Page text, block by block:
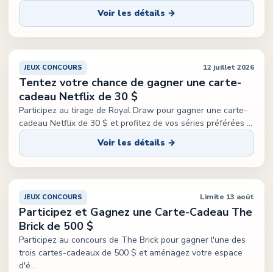
Voir les détails →
JEUX CONCOURS 12 juillet 2026
Tentez votre chance de gagner une carte-
cadeau Netflix de 30 $
Participez au tirage de Royal Draw pour gagner une carte-
cadeau Netflix de 30 $ et profitez de vos séries préférées ...
Voir les détails →
JEUX CONCOURS Limite 13 août
Participez et Gagnez une Carte-Cadeau The
Brick de 500 $
Participez au concours de The Brick pour gagner l'une des
trois cartes-cadeaux de 500 $ et aménagez votre espace
d'é...